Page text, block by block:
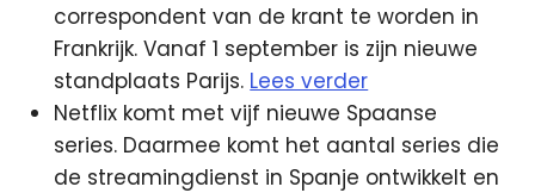
correspondent van de krant te worden in
Frankrijk. Vanaf 1 september is zijn nieuwe
standplaats Parijs. Lees verder
Netflix komt met vijf nieuwe Spaanse
series. Daarmee komt het aantal series die
de streamingdienst in Spanje ontwikkelt en